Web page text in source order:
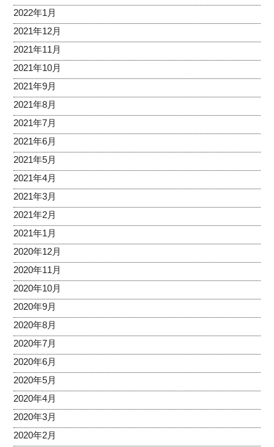
2022年1月
2021年12月
2021年11月
2021年10月
2021年9月
2021年8月
2021年7月
2021年6月
2021年5月
2021年4月
2021年3月
2021年2月
2021年1月
2020年12月
2020年11月
2020年10月
2020年9月
2020年8月
2020年7月
2020年6月
2020年5月
2020年4月
2020年3月
2020年2月